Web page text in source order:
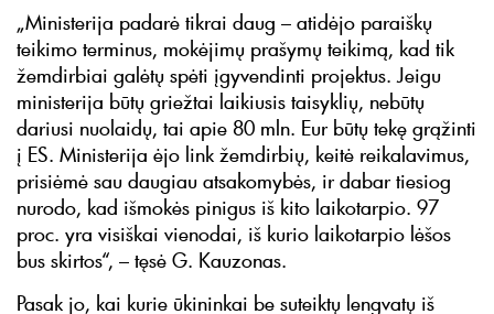
„Ministerija padarė tikrai daug – atidėjo paraiškų
teikimo terminus, mokėjimų prašymų teikimą, kad tik
žemdirbiai galėtų spėti įgyvendinti projektus. Jeigu
ministerija būtų griežtai laikiusis taisyklių, nebūtų
dariusi nuolaidų, tai apie 80 mln. Eur būtų tekę grąžinti
į ES. Ministerija ėjo link žemdirbių, keitė reikalavimus,
prisiėmė sau daugiau atsakomybės, ir dabar tiesiog
nurodo, kad išmokės pinigus iš kito laikotarpio. 97
proc. yra visiškai vienodai, iš kurio laikotarpio lėšos
bus skirtos“, – tęsė G. Kauzonas.
Pasak jo, kai kurie ūkininkai be suteiktų lengvatų iš